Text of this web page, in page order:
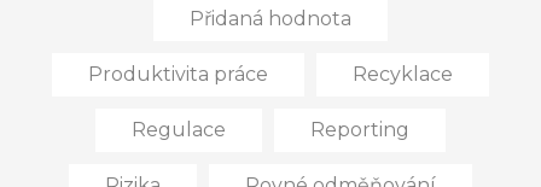
Přidaná hodnota
Produktivita práce Recyklace
Regulace Reporting